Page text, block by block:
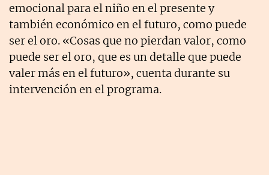
emocional para el niño en el presente y
también económico en el futuro, como puede
ser el oro. «Cosas que no pierdan valor, como
puede ser el oro, que es un detalle que puede
valer más en el futuro», cuenta durante su
intervención en el programa.